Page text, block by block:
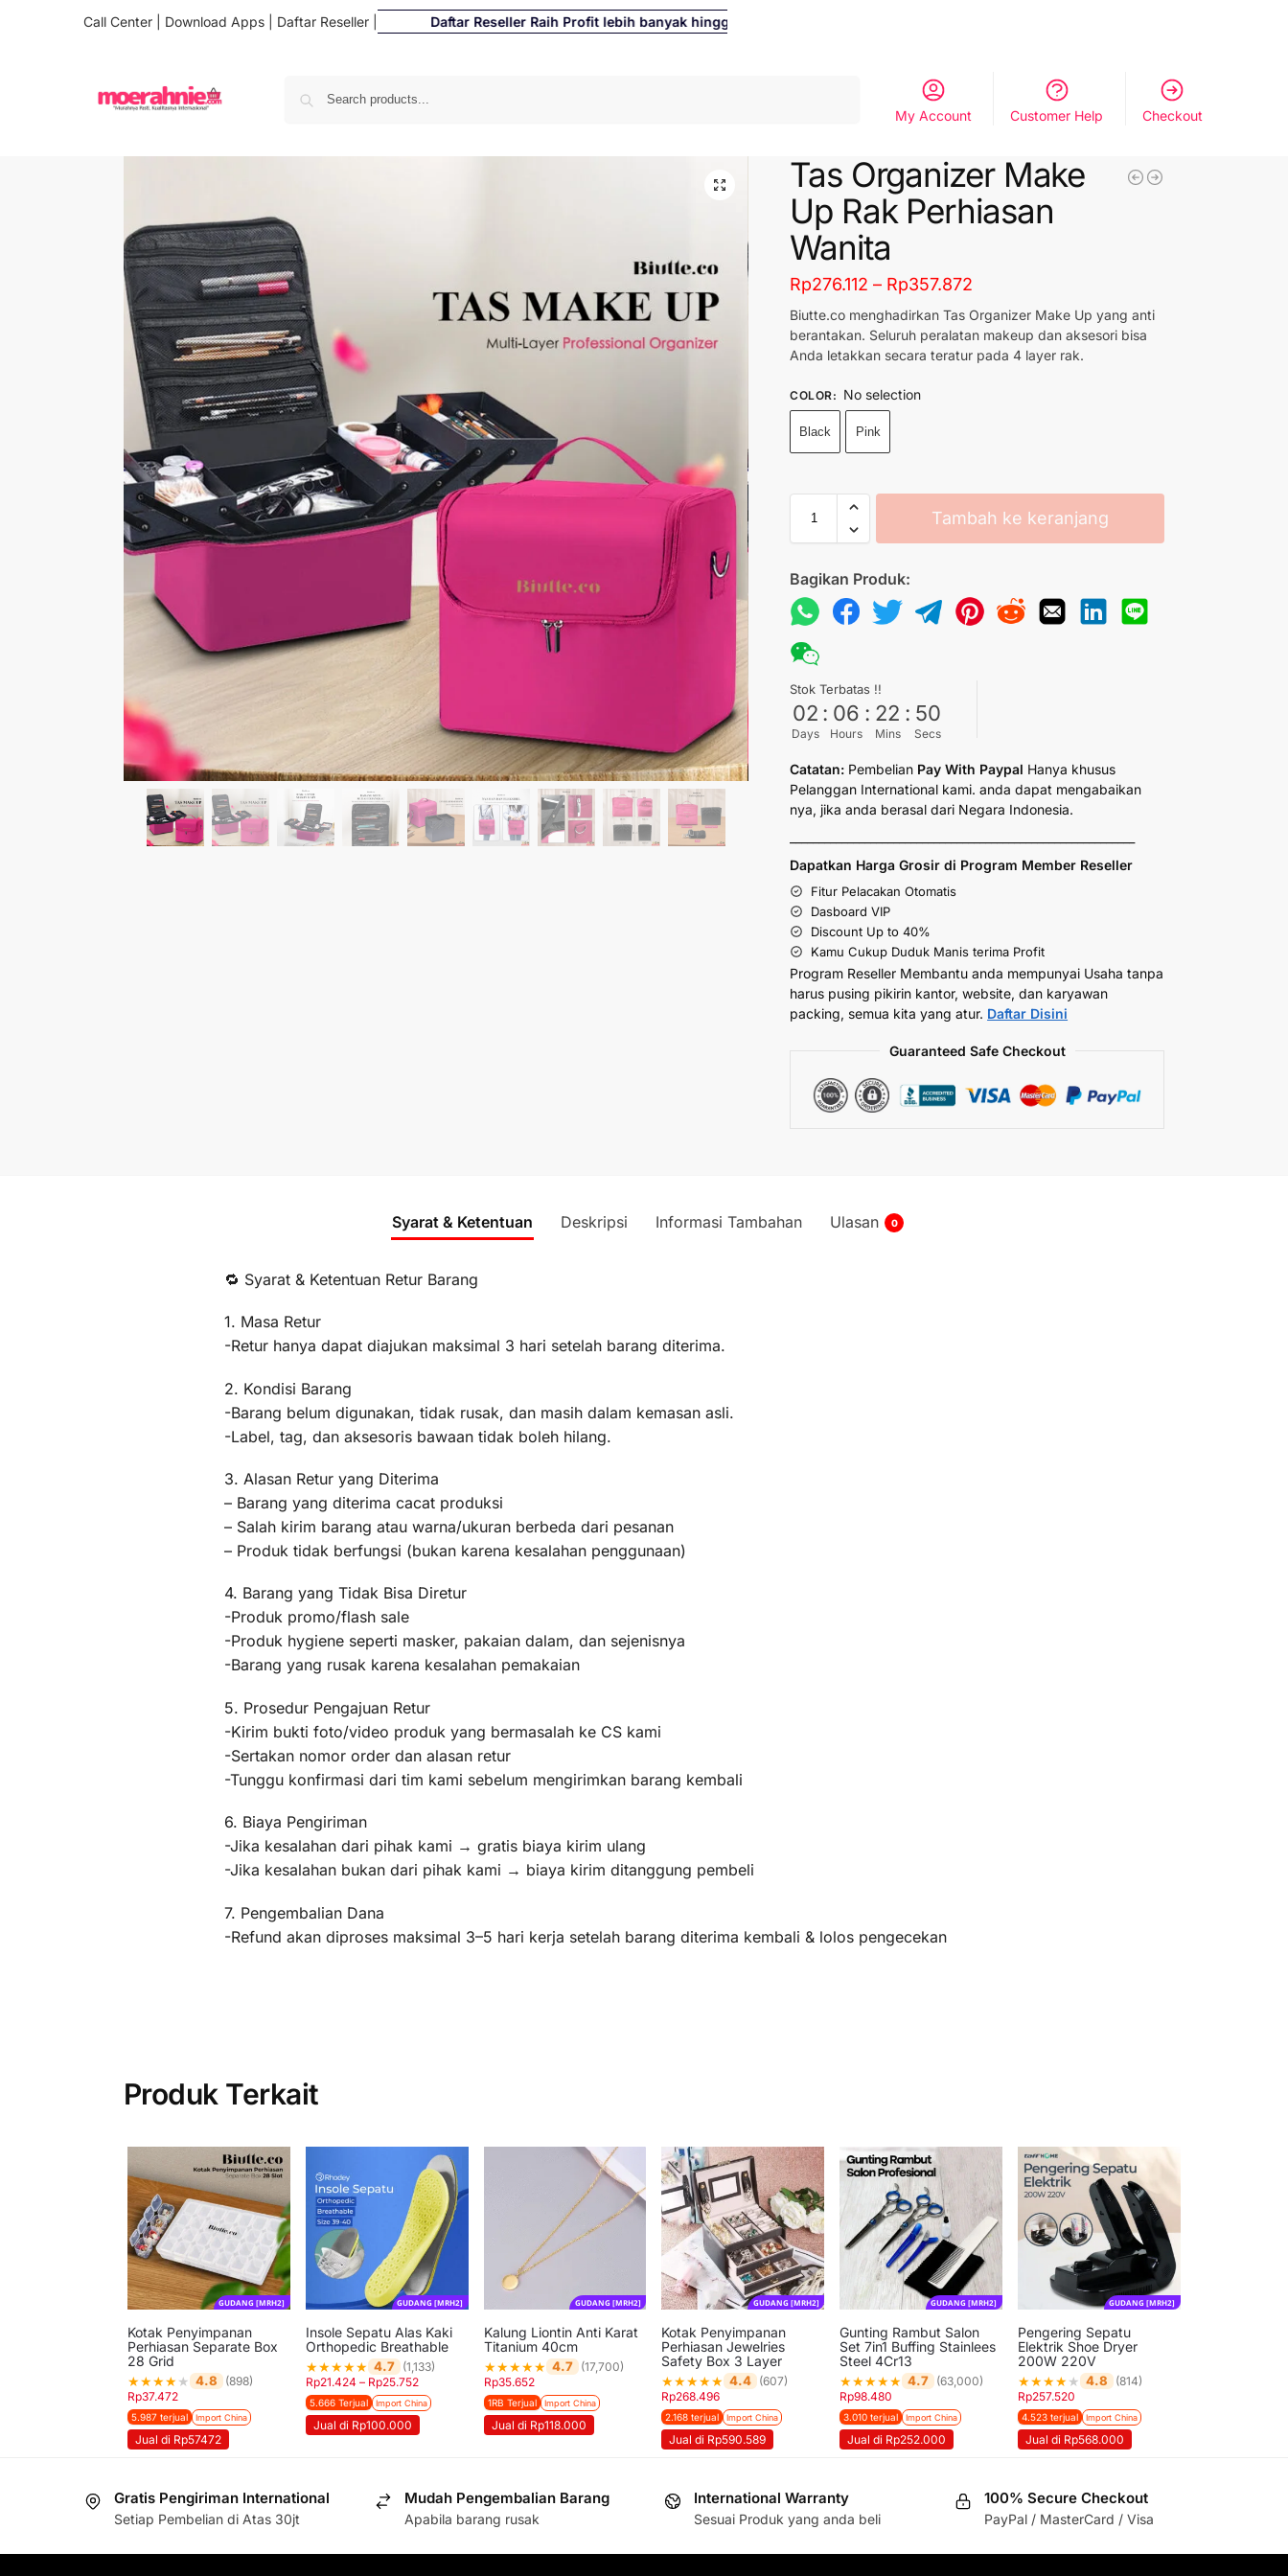
Call Center Download Apps Daftar Reseller Daftar Reseller Raih Profit lebih banyak hingga 500%
My Account Customer Help Checkout
Tas Organizer Make
Up Rak Perhiasan
Wanita
Rp276.112 – Rp357.872
Biutte.co menghadirkan Tas Organizer Make Up yang anti
berantakan. Seluruh peralatan makeup dan aksesori bisa
Anda letakkan secara teratur pada 4 layer rak.
COLOR: No selection
Black Pink
Tambah ke keranjang
Bagikan Produk:
Stok Terbatas !!
02
Days
: 06
Hours
: 22
Mins
: 50
Secs
Catatan: Pembelian Pay With Paypal Hanya khusus
Pelanggan International kami. anda dapat mengabaikan
nya, jika anda berasal dari Negara Indonesia.
Dapatkan Harga Grosir di Program Member Reseller
Fitur Pelacakan Otomatis
Dasboard VIP
Discount Up to 40%
Kamu Cukup Duduk Manis terima Profit
Program Reseller Membantu anda mempunyai Usaha tanpa
harus pusing pikirin kantor, website, dan karyawan
packing, semua kita yang atur. Daftar Disini
Guaranteed Safe Checkout
Syarat & Ketentuan Deskripsi Informasi Tambahan Ulasan 0
🔁 Syarat & Ketentuan Retur Barang
1. Masa Retur
-Retur hanya dapat diajukan maksimal 3 hari setelah barang diterima.
2. Kondisi Barang
-Barang belum digunakan, tidak rusak, dan masih dalam kemasan asli.
-Label, tag, dan aksesoris bawaan tidak boleh hilang.
3. Alasan Retur yang Diterima
– Barang yang diterima cacat produksi
– Salah kirim barang atau warna/ukuran berbeda dari pesanan
– Produk tidak berfungsi (bukan karena kesalahan penggunaan)
4. Barang yang Tidak Bisa Diretur
-Produk promo/flash sale
-Produk hygiene seperti masker, pakaian dalam, dan sejenisnya
-Barang yang rusak karena kesalahan pemakaian
5. Prosedur Pengajuan Retur
-Kirim bukti foto/video produk yang bermasalah ke CS kami
-Sertakan nomor order dan alasan retur
-Tunggu konfirmasi dari tim kami sebelum mengirimkan barang kembali
6. Biaya Pengiriman
-Jika kesalahan dari pihak kami → gratis biaya kirim ulang
-Jika kesalahan bukan dari pihak kami → biaya kirim ditanggung pembeli
7. Pengembalian Dana
-Refund akan diproses maksimal 3–5 hari kerja setelah barang diterima kembali & lolos pengecekan
Produk Terkait
GUDANG [MRH2]
Kotak Penyimpanan
Perhiasan Separate Box
28 Grid
★★★★★ 4.8
(898)
Rp37.472
5.987 terjual Import China
Jual di Rp57472
GUDANG [MRH2]
Insole Sepatu Alas Kaki
Orthopedic Breathable
★★★★★ 4.7
(1,133)
Rp21.424 – Rp25.752
5.666 Terjual Import China
Jual di Rp100.000
GUDANG [MRH2]
Kalung Liontin Anti Karat
Titanium 40cm
★★★★★ 4.7
(17,700)
Rp35.652
1RB Terjual Import China
Jual di Rp118.000
GUDANG [MRH2]
Kotak Penyimpanan
Perhiasan Jewelries
Safety Box 3 Layer
★★★★★ 4.4 (607)
Rp268.496
2.168 terjual Import China
Jual di Rp590.589
GUDANG [MRH2]
Gunting Rambut Salon
Set 7in1 Buffing Stainlees
Steel 4Cr13
★★★★★ 4.7 (63,000)
Rp98.480
3.010 terjual Import China
Jual di Rp252.000
GUDANG [MRH2]
Pengering Sepatu
Elektrik Shoe Dryer
200W 220V
★★★★★ 4.8
(814)
Rp257.520
4.523 terjual Import China
Jual di Rp568.000
Gratis Pengiriman International
Setiap Pembelian di Atas 30jt
Mudah Pengembalian Barang
Apabila barang rusak
International Warranty
Sesuai Produk yang anda beli
100% Secure Checkout
PayPal / MasterCard / Visa